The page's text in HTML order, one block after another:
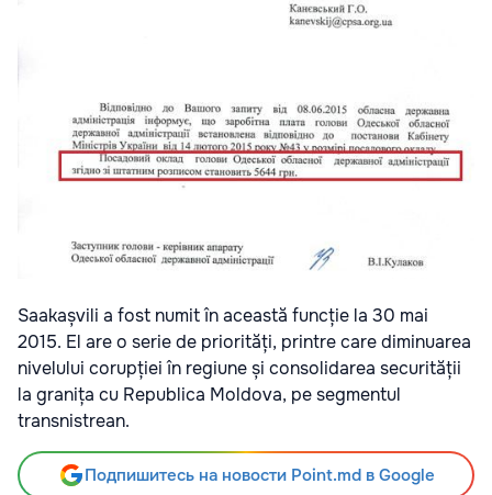
Saakașvili a fost numit în această funcție la 30 mai
2015. El are o serie de priorități, printre care diminuarea
nivelului corupției în regiune și consolidarea securității
la granița cu Republica Moldova, pe segmentul
transnistrean.
Подпишитесь на новости Point.md в Google